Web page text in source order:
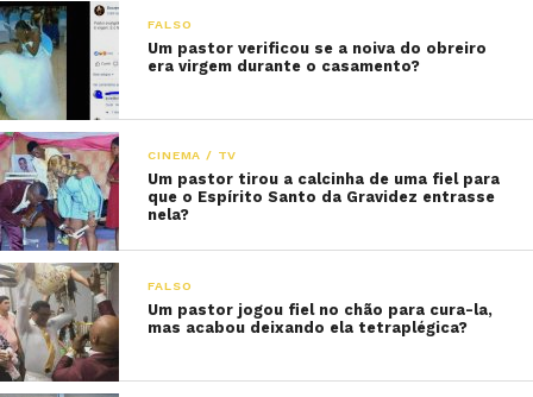
FALSO
Um pastor verificou se a noiva do obreiro
era virgem durante o casamento?
CINEMA / TV
Um pastor tirou a calcinha de uma fiel para
que o Espírito Santo da Gravidez entrasse
nela?
FALSO
Um pastor jogou fiel no chão para cura-la,
mas acabou deixando ela tetraplégica?